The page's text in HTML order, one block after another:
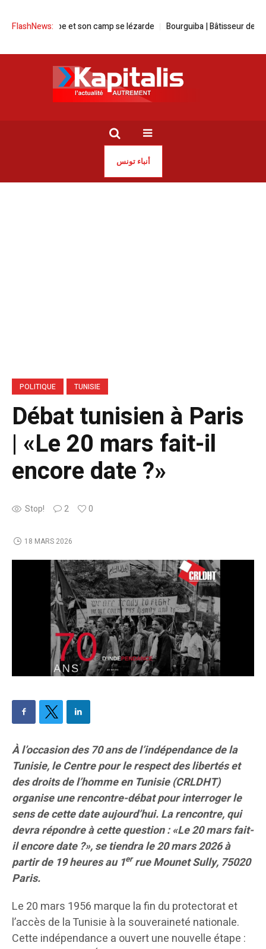
FlashNews:et son camp se lézarde Bourguiba | Bâtisseur de l’Etat,
أنباء تونس
POLITIQUE TUNISIE
Débat tunisien à Paris
| «Le 20 mars fait-il
encore date ?»
Stop! 2 0
18 MARS 2026
À l’occasion des 70 ans de l’indépendance de la
Tunisie, le Centre pour le respect des libertés et
des droits de l’homme en Tunisie (CRLDHT)
organise une rencontre-débat pour interroger le
sens de cette date aujourd’hui. La rencontre, qui
devra répondre à cette question : «Le 20 mars fait-
il encore date ?», se tiendra le 20 mars 2026 à
partir de 19 heures au 1errue Mounet Sully, 75020
Paris.
Le 20 mars 1956 marque la fin du protectorat et
l’accès de la Tunisie à la souveraineté nationale.
Cette indépendance a ouvert une nouvelle étape :